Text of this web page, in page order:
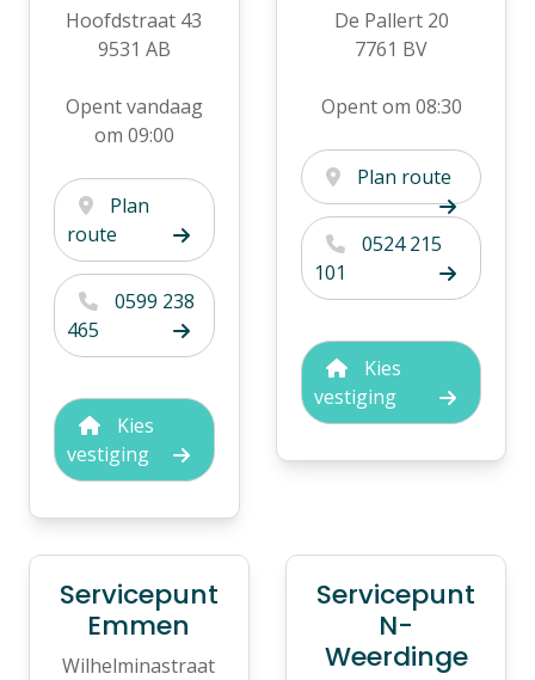
Hoofdstraat 43
9531 AB
Opent vandaag
om 09:00
Plan
route
0599 238
465
Kies
vestiging
De Pallert 20
7761 BV
Opent om 08:30
Plan route
0524 215
101
Kies
vestiging
Servicepunt
Emmen
Wilhelminastraat
Servicepunt
N-
Weerdinge